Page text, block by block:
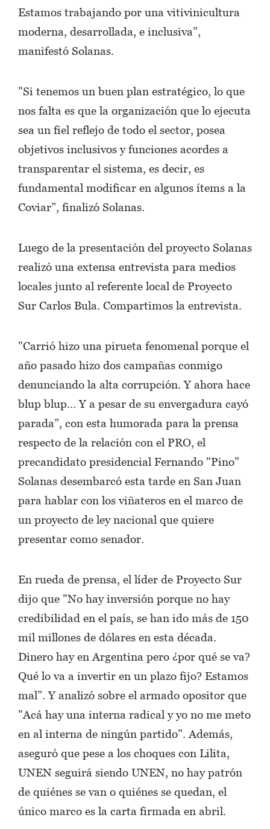
Estamos trabajando por una vitivinicultura
moderna, desarrollada, e inclusiva”,
manifestó Solanas.
"Si tenemos un buen plan estratégico, lo que
nos falta es que la organización que lo ejecuta
sea un fiel reflejo de todo el sector, posea
objetivos inclusivos y funciones acordes a
transparentar el sistema, es decir, es
fundamental modificar en algunos ítems a la
Coviar”, finalizó Solanas.
Luego de la presentación del proyecto Solanas
realizó una extensa entrevista para medios
locales junto al referente local de Proyecto
Sur Carlos Bula. Compartimos la entrevista.
"Carrió hizo una pirueta fenomenal porque el
año pasado hizo dos campañas conmigo
denunciando la alta corrupción. Y ahora hace
blup blup… Y a pesar de su envergadura cayó
parada”, con esta humorada para la prensa
respecto de la relación con el PRO, el
precandidato presidencial Fernando "Pino”
Solanas desembarcó esta tarde en San Juan
para hablar con los viñateros en el marco de
un proyecto de ley nacional que quiere
presentar como senador.
En rueda de prensa, el líder de Proyecto Sur
dijo que "No hay inversión porque no hay
credibilidad en el país, se han ido más de 150
mil millones de dólares en esta década.
Dinero hay en Argentina pero ¿por qué se va?
Qué lo va a invertir en un plazo fijo? Estamos
mal”. Y analizó sobre el armado opositor que
"Acá hay una interna radical y yo no me meto
en al interna de ningún partido”. Además,
aseguró que pese a los choques con Lilita,
UNEN seguirá siendo UNEN, no hay patrón
de quiénes se van o quiénes se quedan, el
único marco es la carta firmada en abril.